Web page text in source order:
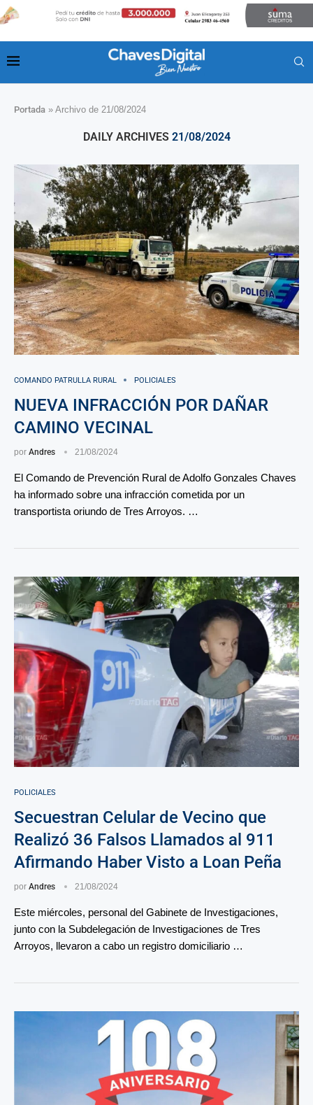
Portada » Archivo de 21/08/2024
DAILY ARCHIVES 21/08/2024
COMANDO PATRULLA RURAL POLICIALES
NUEVA INFRACCIÓN POR DAÑAR
CAMINO VECINAL
por Andres 21/08/2024
El Comando de Prevención Rural de Adolfo Gonzales Chaves
ha informado sobre una infracción cometida por un
transportista oriundo de Tres Arroyos. …
POLICIALES
Secuestran Celular de Vecino que
Realizó 36 Falsos Llamados al 911
Afirmando Haber Visto a Loan Peña
por Andres 21/08/2024
Este miércoles, personal del Gabinete de Investigaciones,
junto con la Subdelegación de Investigaciones de Tres
Arroyos, llevaron a cabo un registro domiciliario …